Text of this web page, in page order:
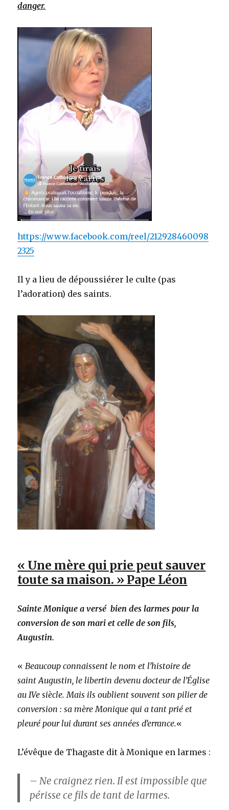
danger.
https://www.facebook.com/reel/212928460098
2325
Il y a lieu de dépoussiérer le culte (pas
l’adoration) des saints.
« Une mère qui prie peut sauver
toute sa maison. » Pape Léon
Sainte Monique a versé bien des larmes pour la
conversion de son mari et celle de son fils,
Augustin.
« Beaucoup connaissent le nom et l’histoire de
saint Augustin, le libertin devenu docteur de l’Église
au IVe siècle. Mais ils oublient souvent son pilier de
conversion : sa mère Monique qui a tant prié et
pleuré pour lui durant ses années d’errance.«
L’évêque de Thagaste dit à Monique en larmes :
– Ne craignez rien. Il est impossible que
périsse ce fils de tant de larmes.